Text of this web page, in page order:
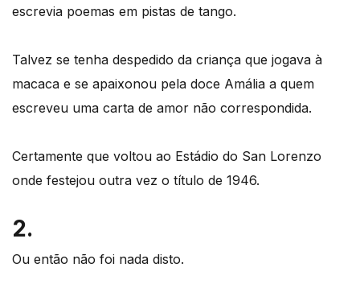
escrevia poemas em pistas de tango.
Talvez se tenha despedido da criança que jogava à
macaca e se apaixonou pela doce Amália a quem
escreveu uma carta de amor não correspondida.
Certamente que voltou ao Estádio do San Lorenzo
onde festejou outra vez o título de 1946.
2.
Ou então não foi nada disto.